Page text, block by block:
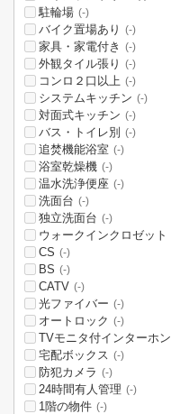
駐輪場 (-)
バイク置場あり (-)
家具・家電付き (-)
外観タイル張り (-)
コンロ２口以上 (-)
システムキッチン (-)
対面式キッチン (-)
バス・トイレ別 (-)
追焚機能浴室 (-)
浴室乾燥機 (-)
温水洗浄便座 (-)
洗面台 (-)
独立洗面台 (-)
ウォークインクロゼット
CS (-)
BS (-)
CATV (-)
光ファイバー (-)
オートロック (-)
TVモニタ付インターホン
宅配ボックス (-)
防犯カメラ (-)
24時間有人管理 (-)
1階の物件 (-)